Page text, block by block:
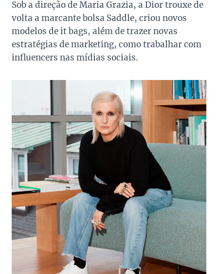
Sob a direção de Maria Grazia, a Dior trouxe de
volta a marcante bolsa Saddle, criou novos
modelos de it bags, além de trazer novas
estratégias de marketing, como trabalhar com
influencers nas mídias sociais.